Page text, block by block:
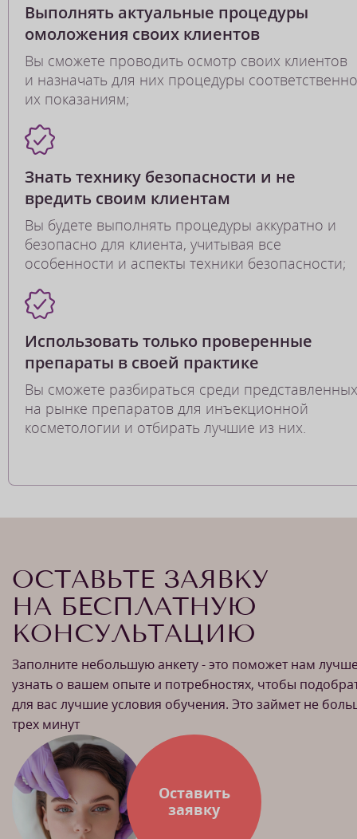
Выполнять актуальные процедуры
омоложения своих клиентов
Вы сможете проводить осмотр своих клиентов
и назначать для них процедуры соответственно
их показаниям;
Знать технику безопасности и не
вредить своим клиентам
Вы будете выполнять процедуры аккуратно и
безопасно для клиента, учитывая все
особенности и аспекты техники безопасности;
Использовать только проверенные
препараты в своей практике
Вы сможете разбираться среди представленных
на рынке препаратов для инъекционной
косметологии и отбирать лучшие из них.
ОСТАВЬТЕ ЗАЯВКУ
НА БЕСПЛАТНУЮ
КОНСУЛЬТАЦИЮ
Заполните небольшую анкету - это поможет нам
узнать о вашем опыте и потребностях, чтобы
для вас лучшие условия обучения. Это займет не
трех минут
Оставить
заявку